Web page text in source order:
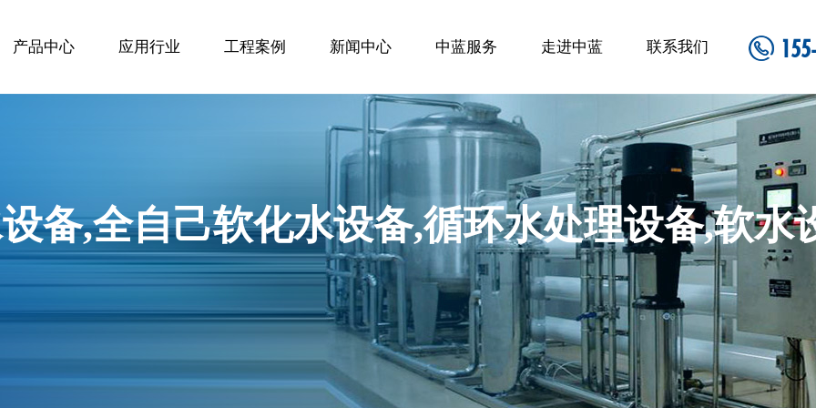
产品中心 应用行业 工程案例 新闻中心 中蓝服务 走进中蓝 联系我们
备,全自己软化水设备,循环水处理设备,软水